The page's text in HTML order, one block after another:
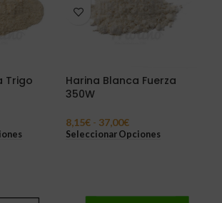
Trigo
Harina Blanca Fuerza
350W
8,15€ - 37,00€
Seleccionar Opciones